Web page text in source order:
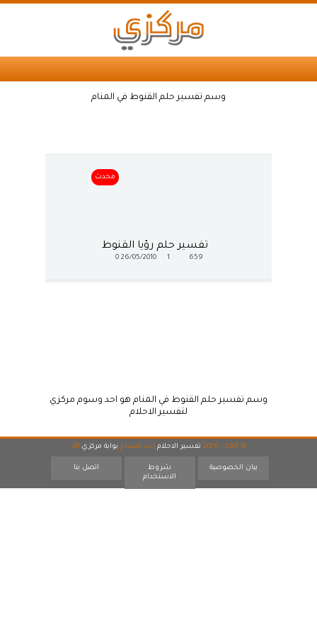
وسم تفسير حلم القنوط في المنام
محدث
تفسير حلم رؤيا القنوط
659
26/05/2010
0
وسم تفسير حلم القنوط في المنام هو احد وسوم مركزي
لتفسير الاحلام
© 2007 - 2026 تفسير الاحلام احد اقسام بوابة مركزي 30
بيان الخصوصية
شروط
الاستخدام
اتصل بنا